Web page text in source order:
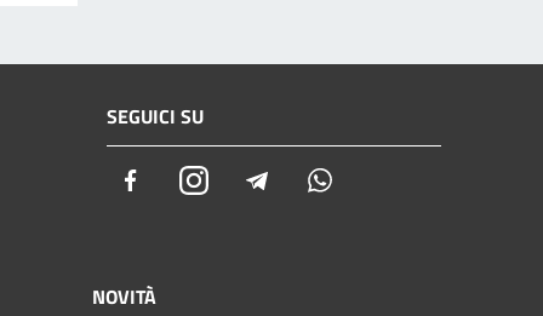
SEGUICI SU
FacebookInstagramTelegram
NOVITÀ